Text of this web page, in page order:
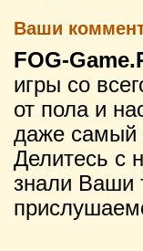
Ваши
FOG-
игры со
от пола и
даже самый
Делитесь с
знали Ваши